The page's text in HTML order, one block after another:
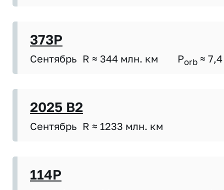
373P
Сентябрь R ≈ 344 млн. км Porb ≈ 7,4
2025 B2
Сентябрь R ≈ 1233 млн. км
114P